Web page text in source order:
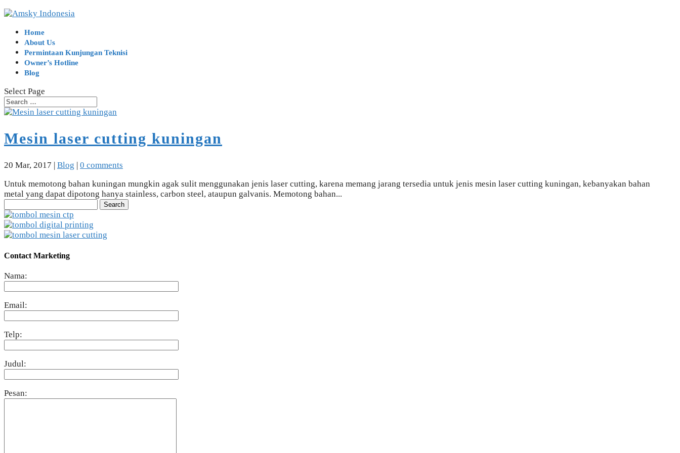
Home
About Us
Permintaan Kunjungan Teknisi
Owner’s Hotline
Blog
Select Page
Mesin laser cutting kuningan
20 Mar, 2017 Blog
0 comments
Untuk memotong bahan kuningan mungkin agak sulit menggunakan jenis laser cutting, karena memang jarang tersedia untuk jenis mesin laser cutting kuningan, kebanyakan bahan
metal yang dapat dipotong hanya stainless, carbon steel, ataupun galvanis. Memotong bahan...
for:
Contact Marketing
Nama:
Email:
Telp:
Judul:
Pesan: